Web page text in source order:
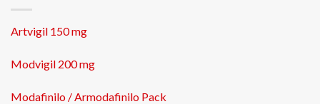
Artvigil 150 mg
Modvigil 200 mg
Modafinilo / Armodafinilo Pack